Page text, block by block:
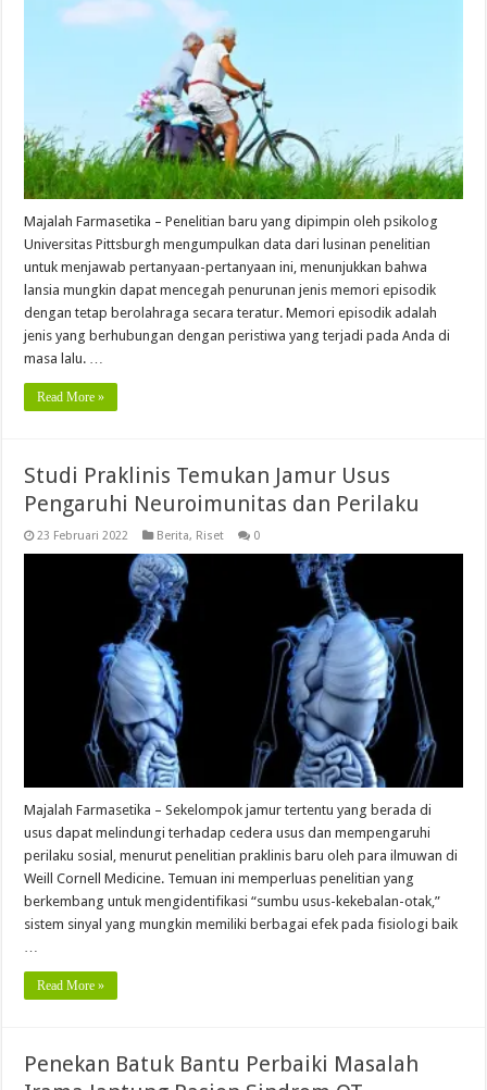
Majalah Farmasetika – Penelitian baru yang dipimpin oleh psikolog
Universitas Pittsburgh mengumpulkan data dari lusinan penelitian
untuk menjawab pertanyaan-pertanyaan ini, menunjukkan bahwa
lansia mungkin dapat mencegah penurunan jenis memori episodik
dengan tetap berolahraga secara teratur. Memori episodik adalah
jenis yang berhubungan dengan peristiwa yang terjadi pada Anda di
masa lalu. …
Read More »
Studi Praklinis Temukan Jamur Usus
Pengaruhi Neuroimunitas dan Perilaku
23 Februari 2022 Berita, Riset 0
Majalah Farmasetika – Sekelompok jamur tertentu yang berada di
usus dapat melindungi terhadap cedera usus dan mempengaruhi
perilaku sosial, menurut penelitian praklinis baru oleh para ilmuwan di
Weill Cornell Medicine. Temuan ini memperluas penelitian yang
berkembang untuk mengidentifikasi “sumbu usus-kekebalan-otak,”
sistem sinyal yang mungkin memiliki berbagai efek pada fisiologi baik
Read More »
Penekan Batuk Bantu Perbaiki Masalah